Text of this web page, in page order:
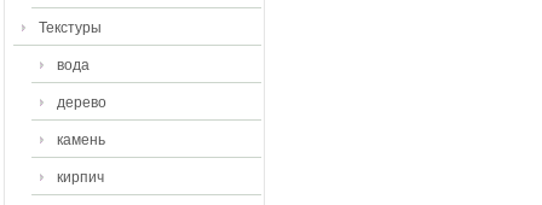
Текстуры
вода
дерево
камень
кирпич